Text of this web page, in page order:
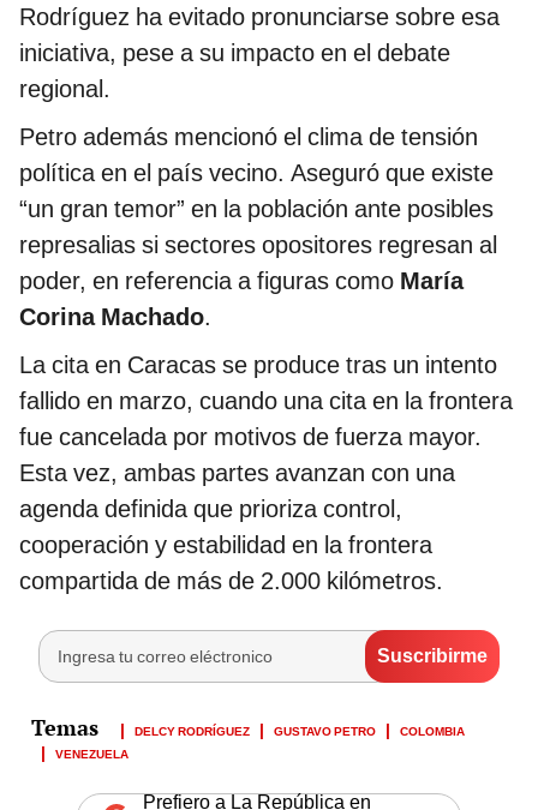
Rodríguez ha evitado pronunciarse sobre esa
iniciativa, pese a su impacto en el debate
regional.
Petro además mencionó el clima de tensión
política en el país vecino. Aseguró que existe
“un gran temor” en la población ante posibles
represalias si sectores opositores regresan al
poder, en referencia a figuras como María
Corina Machado.
La cita en Caracas se produce tras un intento
fallido en marzo, cuando una cita en la frontera
fue cancelada por motivos de fuerza mayor.
Esta vez, ambas partes avanzan con una
agenda definida que prioriza control,
cooperación y estabilidad en la frontera
compartida de más de 2.000 kilómetros.
DELCY RODRÍGUEZ GUSTAVO PETRO
COLOMBIA
VENEZUELA
Prefiero a La República en